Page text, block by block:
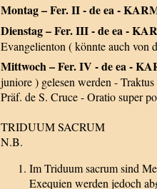
Montag – Fer. II - de ea -
Dienstag – Fer. III - de ea -
Evangelienton ( könnte auch von
Mittwoch – Fer. IV - de ea -
juniore ) gelesen werden -
Präf. de S. Cruce - Oratio super
TRIDUUM SACRUM
N.B.
Im Triduum sacrum sind
Exequien werden jedoch